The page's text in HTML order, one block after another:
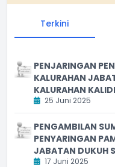
Terkini
PENJARINGAN
KALURAHAN
KALURAHAN
25 Juni 2025
PENGAMBILAN
PENYARINGAN
JABATAN DUKUH
17 Juni 2025